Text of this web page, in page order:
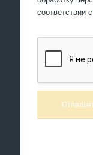
соответствии с